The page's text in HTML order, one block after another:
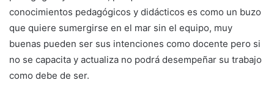
conocimientos pedagógicos y didácticos es como un buzo
que quiere sumergirse en el mar sin el equipo, muy
buenas pueden ser sus intenciones como docente pero si
no se capacita y actualiza no podrá desempeñar su trabajo
como debe de ser.